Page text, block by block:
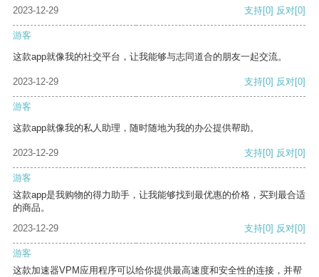
2023-12-29 支持[0] 反对[0]
游客
这款app就像我的社交平台，让我能够与志同道合的朋友一起交流。
2023-12-29 支持[0] 反对[0]
游客
这款app就像我的私人助理，随时随地为我的办公提供帮助。
2023-12-29 支持[0] 反对[0]
游客
这款app是我购物的得力助手，让我能够找到最优惠的价格，买到最合适
的商品。
2023-12-29
支持[0] 反对[0]
游客
这款加速器VPM应用程序可以给你提供最高速度和安全性的连接，并帮